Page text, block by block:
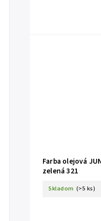
Farba olejová
zelená 321
Skladom (>5 ks)